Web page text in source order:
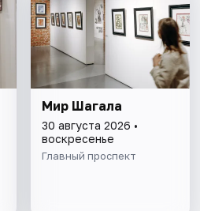
Мир Шагала
30 августа 2026 •
воскресенье
Главный проспект